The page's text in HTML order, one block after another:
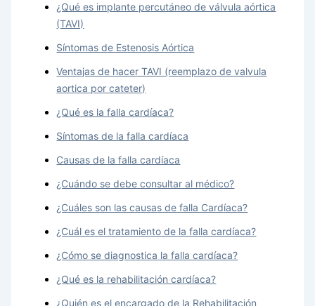
¿Qué es implante percutáneo de válvula aórtica
(TAVI)
Síntomas de Estenosis Aórtica
Ventajas de hacer TAVI (reemplazo de valvula
aortica por cateter)
¿Qué es la falla cardíaca?
Síntomas de la falla cardíaca
Causas de la falla cardíaca
¿Cuándo se debe consultar al médico?
¿Cuáles son las causas de falla Cardíaca?
¿Cuál es el tratamiento de la falla cardíaca?
¿Cómo se diagnostica la falla cardíaca?
¿Qué es la rehabilitación cardíaca?
¿Quién es el encargado de la Rehabilitación